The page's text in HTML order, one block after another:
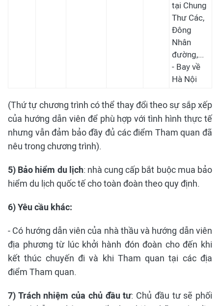
tại Chung
Thư Các,
Đông
Nhân
đường,...
- Bay về
Hà Nội
(Thứ tự chương trình có thể thay đổi theo sự sắp xếp
của hướng dẫn viên để phù hợp với tình hình thực tế
nhưng vẫn đảm bảo đầy đủ các điểm Tham quan đã
nêu trong chương trình).
5) Bảo hiểm du lịch: nhà cung cấp bắt buộc mua bảo
hiểm du lịch quốc tế cho toàn đoàn theo quy định.
6) Yêu cầu khác:
- Có hướng dẫn viên của nhà thầu và hướng dẫn viên
địa phương từ lúc khởi hành đón đoàn cho đến khi
kết thúc chuyến đi và khi Tham quan tại các địa
điểm Tham quan.
7) Trách nhiệm của chủ đầu tư: Chủ đầu tư sẽ phối